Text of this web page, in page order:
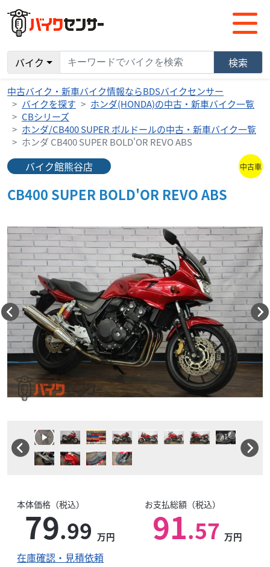
バイク 検索
中古バイク・新車バイク情報ならBDSバイクセンサー
バイクを探す
ホンダ(HONDA)の中古・新車バイク一覧
CBシリーズ
ホンダ/CB400 SUPER ボルドールの中古・新車バイク一覧
ホンダ CB400 SUPER BOLD'OR REVO ABS
バイク館熊谷店 中古車
CB400 SUPER BOLD'OR REVO ABS
本体価格（税込）
79.99 万円
お支払総額（税込）
91.57 万円
在庫確認・見積依頼